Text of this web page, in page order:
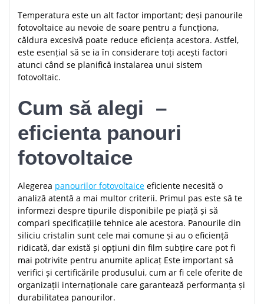
Temperatura este un alt factor important; deși panourile
fotovoltaice au nevoie de soare pentru a funcționa,
căldura excesivă poate reduce eficiența acestora. Astfel,
este esențial să se ia în considerare toți acești factori
atunci când se planifică instalarea unui sistem
fotovoltaic.
Cum să alegi –
eficienta panouri
fotovoltaice
Alegerea panourilor fotovoltaice eficiente necesită o
analiză atentă a mai multor criterii. Primul pas este să te
informezi despre tipurile disponibile pe piață și să
compari specificațiile tehnice ale acestora. Panourile din
siliciu cristalin sunt cele mai comune și au o eficiență
ridicată, dar există și opțiuni din film subțire care pot fi
mai potrivite pentru anumite aplicaț Este important să
verifici și certificările produsului, cum ar fi cele oferite de
organizații internaționale care garantează performanța și
durabilitatea panourilor.